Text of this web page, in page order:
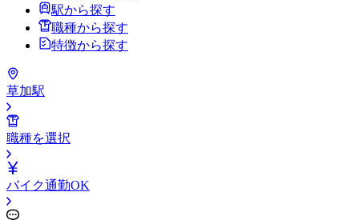
駅から探す
職種から探す
特徴から探す
草加駅
職種を選択
バイク通勤OK